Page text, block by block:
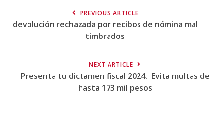
PREVIOUS ARTICLE
devolución rechazada por recibos de nómina mal
timbrados
NEXT ARTICLE
Presenta tu dictamen fiscal 2024. Evita multas de
hasta 173 mil pesos